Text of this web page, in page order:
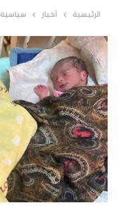
الرئيسية أخبار سياسية